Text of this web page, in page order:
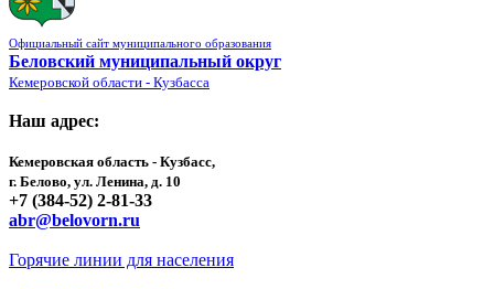
Официальный сайт муниципального образования
Беловский муниципальный округ
Кемеровской области - Кузбасса
Наш адрес:
Кемеровская область - Кузбасс,
г. Белово, ул. Ленина, д. 10
+7 (384-52) 2-81-33
abr@belovorn.ru
Горячие линии для населения